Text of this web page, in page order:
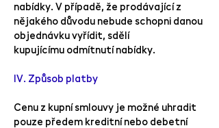
nabídky. V případě, že prodávající z
nějakého důvodu nebude schopni danou
objednávku vyřídit, sdělí
kupujícímu odmítnutí nabídky.
IV. Způsob platby
Cenu z kupní smlouvy je možné uhradit
pouze předem kreditní nebo debetní